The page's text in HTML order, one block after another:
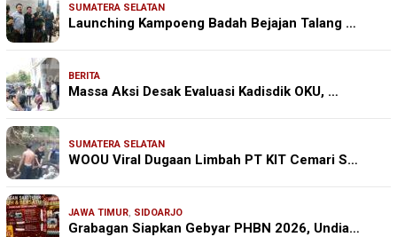
SUMATERA SELATAN
Launching Kampoeng Badah Bejajan Talang …
BERITA
Massa Aksi Desak Evaluasi Kadisdik OKU, …
SUMATERA SELATAN
WOOU Viral Dugaan Limbah PT KIT Cemari S…
JAWA TIMUR, SIDOARJO
Grabagan Siapkan Gebyar PHBN 2026, Undia…